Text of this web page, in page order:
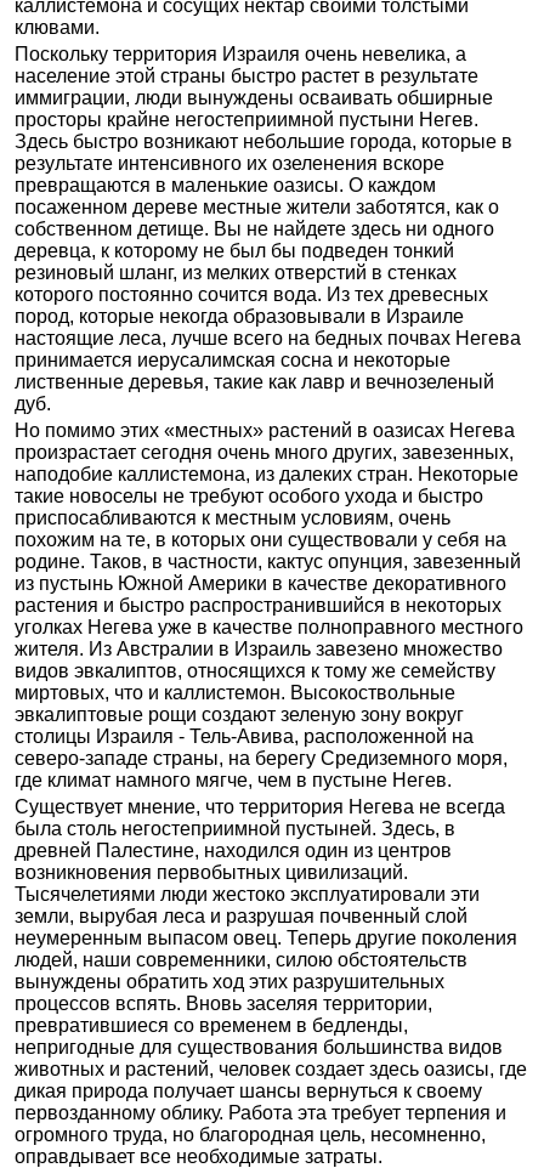
каллистемона и сосущих нектар своими толстыми
клювами.
Поскольку территория Израиля очень невелика, а
население этой страны быстро растет в результате
иммиграции, люди вынуждены осваивать обширные
просторы крайне негостеприимной пустыни Негев.
Здесь быстро возникают небольшие города, которые в
результате интенсивного их озеленения вскоре
превращаются в маленькие оазисы. О каждом
посаженном дереве местные жители заботятся, как о
собственном детище. Вы не найдете здесь ни одного
деревца, к которому не был бы подведен тонкий
резиновый шланг, из мелких отверстий в стенках
которого постоянно сочится вода. Из тех древесных
пород, которые некогда образовывали в Израиле
настоящие леса, лучше всего на бедных почвах Негева
принимается иерусалимская сосна и некоторые
лиственные деревья, такие как лавр и вечнозеленый
дуб.
Но помимо этих «местных» растений в оазисах Негева
произрастает сегодня очень много других, завезенных,
наподобие каллистемона, из далеких стран. Некоторые
такие новоселы не требуют особого ухода и быстро
приспосабливаются к местным условиям, очень
похожим на те, в которых они существовали у себя на
родине. Таков, в частности, кактус опунция, завезенный
из пустынь Южной Америки в качестве декоративного
растения и быстро распространившийся в некоторых
уголках Негева уже в качестве полноправного местного
жителя. Из Австралии в Израиль завезено множество
видов эвкалиптов, относящихся к тому же семейству
миртовых, что и каллистемон. Высокоствольные
эвкалиптовые рощи создают зеленую зону вокруг
столицы Израиля - Тель-Авива, расположенной на
северо-западе страны, на берегу Средиземного моря,
где климат намного мягче, чем в пустыне Негев.
Существует мнение, что территория Негева не всегда
была столь негостеприимной пустыней. Здесь, в
древней Палестине, находился один из центров
возникновения первобытных цивилизаций.
Тысячелетиями люди жестоко эксплуатировали эти
земли, вырубая леса и разрушая почвенный слой
неумеренным выпасом овец. Теперь другие поколения
людей, наши современники, силою обстоятельств
вынуждены обратить ход этих разрушительных
процессов вспять. Вновь заселяя территории,
превратившиеся со временем в бедленды,
непригодные для существования большинства видов
животных и растений, человек создает здесь оазисы, где
дикая природа получает шансы вернуться к своему
первозданному облику. Работа эта требует терпения и
огромного труда, но благородная цель, несомненно,
оправдывает все необходимые затраты.